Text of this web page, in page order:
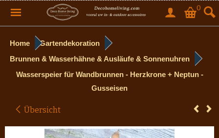
0
Home
Gartendekoration
Brunnen & Wasserhähne & Ausläufe & Sonnenuhren
Wasserspeier für Wandbrunnen - Herzkrone + Neptun -
Gusseisen
Übersicht